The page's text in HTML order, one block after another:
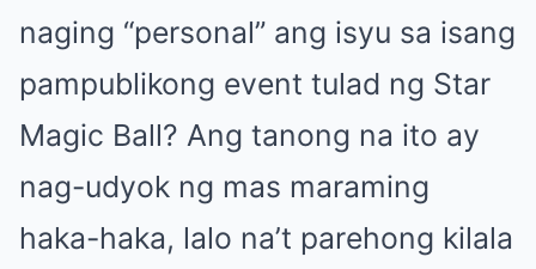
naging “personal” ang isyu sa isang
pampublikong event tulad ng Star
Magic Ball? Ang tanong na ito ay
nag-udyok ng mas maraming
haka-haka, lalo na’t parehong kilala